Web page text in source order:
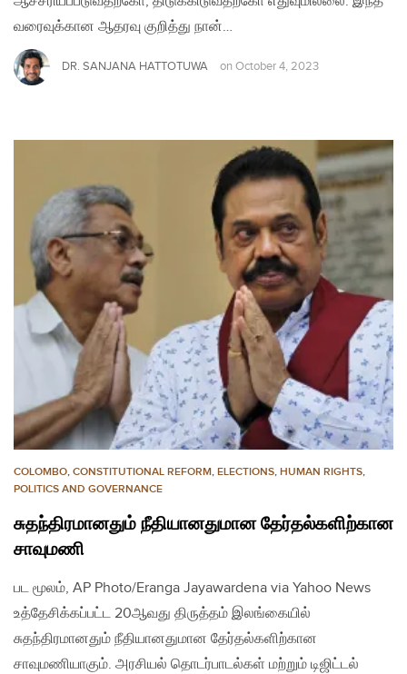
வரைவுக்கான ஆதரவு குறித்து நான்…
DR. SANJANA HATTOTUWA on October 4, 2023
COLOMBO, CONSTITUTIONAL REFORM, ELECTIONS, HUMAN RIGHTS,
POLITICS AND GOVERNANCE
சுதந்திரமானதும் நீதியானதுமான தேர்தல்களிற்கான
சாவுமணி
பட மூலம், AP Photo/Eranga Jayawardena via Yahoo News
உத்தேசிக்கப்பட்ட 20ஆவது திருத்தம் இலங்கையில்
சுதந்திரமானதும் நீதியானதுமான தேர்தல்களிற்கான
சாவுமணியாகும். அரசியல் தொடர்பாடல்கள் மற்றும் டிஜிட்டல்